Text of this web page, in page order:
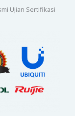
Ujian Sertifikasi